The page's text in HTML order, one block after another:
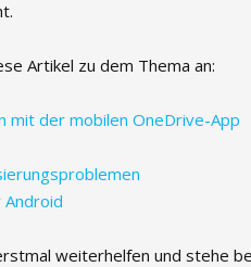
Artikel zu dem Thema an:
mit der mobilen OneDrive-App
weiterhelfen und stehe